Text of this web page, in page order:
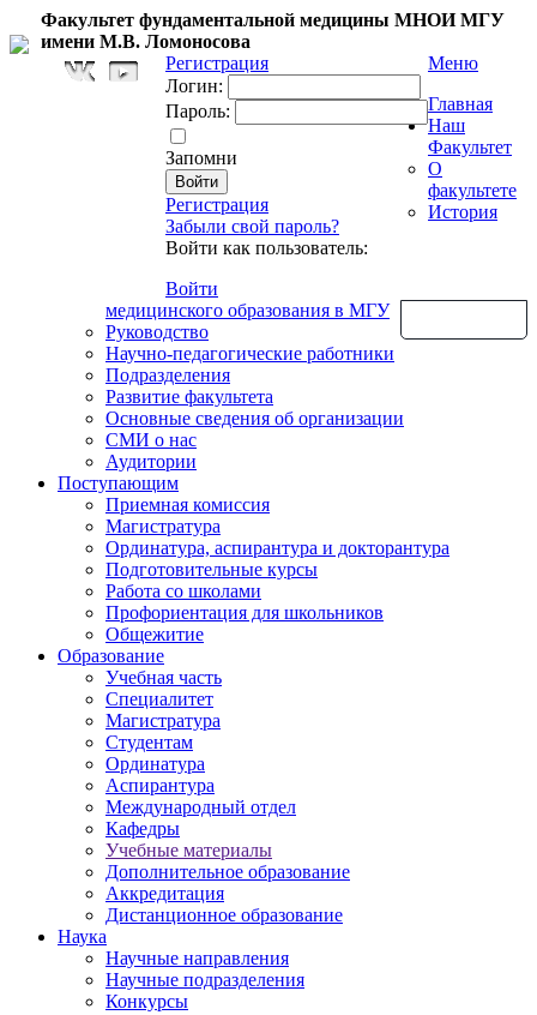
Факультет фундаментальной медицины МНОИ МГУ
имени М.В. Ломоносова
Регистрация
Логин:
Пароль:
Запомни
Регистрация
Забыли свой пароль?
Войти как пользователь:
Войти
Меню
Главная
Наш
Факультет
О
факультете
История
медицинского образования в МГУ
Руководство
Научно-педагогические работники
Подразделения
Развитие факультета
Основные сведения об организации
СМИ о нас
Аудитории
Поступающим
Приемная комиссия
Магистратура
Ординатура, аспирантура и докторантура
Подготовительные курсы
Работа со школами
Профориентация для школьников
Общежитие
Образование
Учебная часть
Специалитет
Магистратура
Студентам
Ординатура
Аспирантура
Международный отдел
Кафедры
Учебные материалы
Дополнительное образование
Аккредитация
Дистанционное образование
Наука
Научные направления
Научные подразделения
Конкурсы